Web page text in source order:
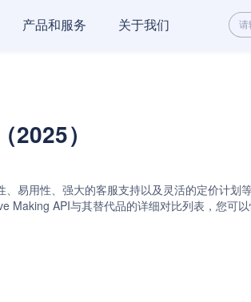
产品和服务 关于我们
）
易用性、强大的客服支持以及灵活的定价计划
API与其替代品的详细对比列表，您可